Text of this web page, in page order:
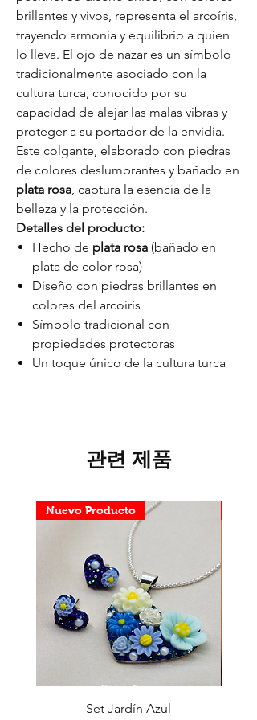
brillantes y vivos, representa el arcoíris,
trayendo armonía y equilibrio a quien
lo lleva. El ojo de nazar es un símbolo
tradicionalmente asociado con la
cultura turca, conocido por su
capacidad de alejar las malas vibras y
proteger a su portador de la envidia.
Este colgante, elaborado con piedras
de colores deslumbrantes y bañado en
plata rosa , captura la esencia de la
belleza y la protección.
Detalles del producto:
Hecho de plata rosa (bañado en
plata de color rosa)
Diseño con piedras brillantes en
colores del arcoíris
Símbolo tradicional con
propiedades protectoras
Un toque único de la cultura turca
관련 제품
Nuevo Producto
Set Jardín Azul